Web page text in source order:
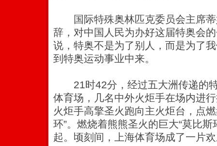
国际特殊奥林匹克委员会主席蒂
辞，对中国人民为办好这届特奥会
说，特奥不是为了别人，而是为了
到特奥运动事业中来。
21时42分，经过五大洲传递的特
体育场，几名中外火炬手在场内进
火炬手高擎圣火跑向主火炬台，点
环”。燃烧着熊熊圣火的巨大“莫比
起。顷刻间，上海体育场成了一片